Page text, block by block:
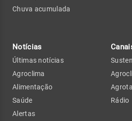
Chuva acumulada
Notícias
Últimas notícias
Agroclima
Alimentação
Saúde
Alertas
Rádio